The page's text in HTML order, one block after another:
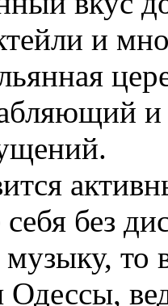
и
себя без
то